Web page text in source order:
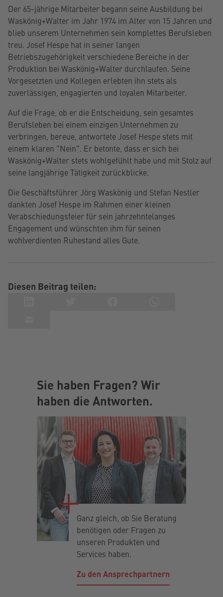
Der 65-jährige Mitarbeiter begann seine Ausbildung bei
Waskönig+Walter im Jahr 1974 im Alter von 15 Jahren und
blieb unserem Unternehmen sein komplettes Berufsleben
treu. Josef Hespe hat in seiner langen
Betriebszugehörigkeit verschiedene Bereiche in der
Produktion bei Waskönig+Walter durchlaufen. Seine
Vorgesetzten und Kollegen erlebten ihn stets als
zuverlässigen, engagierten und loyalen Mitarbeiter.
Auf die Frage, ob er die Entscheidung, sein gesamtes
Berufsleben bei einem einzigen Unternehmen zu
verbringen, bereue, antwortete Josef Hespe stets mit
einem klaren "Nein". Er betonte, dass er sich bei
Waskönig+Walter stets wohlgefühlt habe und mit Stolz auf
seine langjährige Tätigkeit zurückblicke.
Die Geschäftsführer Jörg Waskönig und Stefan Nestler
dankten Josef Hespe im Rahmen einer kleinen
Verabschiedungsfeier für sein jahrzehntelanges
Engagement und wünschten ihm für seinen
wohlverdienten Ruhestand alles Gute.
Diesen Beitrag teilen:
Sie haben Fragen? Wir
haben die Antworten.
Ganz gleich, ob Sie Beratung
benötigen oder Fragen zu
unseren Produkten und
Services haben.
Zu den Ansprechpartnern